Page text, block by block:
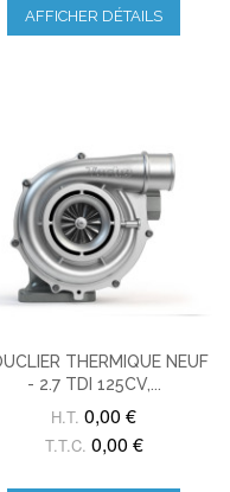
AFFICHER DÉTAILS
THERMIQUE NEUF
- 2.7 TDI 125CV,...
H.T. 0,00 €
T.T.C. 0,00 €